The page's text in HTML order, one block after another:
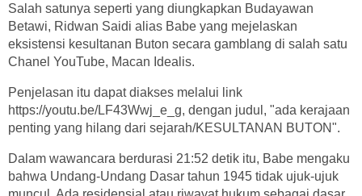
Salah satunya seperti yang diungkapkan Budayawan
Betawi, Ridwan Saidi alias Babe yang mejelaskan
eksistensi kesultanan Buton secara gamblang di salah satu
Chanel YouTube, Macan Idealis.
Penjelasan itu dapat diakses melalui link
https://youtu.be/LF43Wwj_e_g, dengan judul, "ada kerajaan
penting yang hilang dari sejarah/KESULTANAN BUTON".
Dalam wawancara berdurasi 21:52 detik itu, Babe mengaku
bahwa Undang-Undang Dasar tahun 1945 tidak ujuk-ujuk